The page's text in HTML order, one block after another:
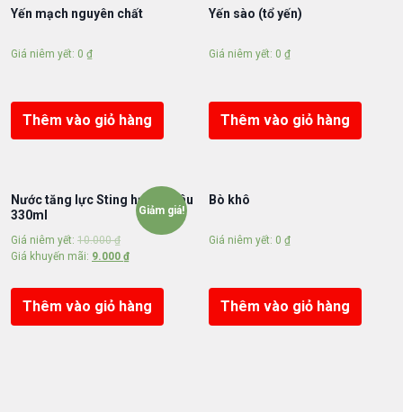
đ
c
t
l
ư
ợ
n
Yến mạch nguyên chất
Giá niêm yết: 0 ₫
Thêm vào giỏ hàng
Yến sào (tổ yến)
Giá niêm yết: 0₫
Thêm vào giỏ hàng
Giảm giá!
Nước tăng lực Sting hương dâu
330ml
Giá niêm yết: 10.000₫
Giá khuyến mãi: 9.000 ₫
Thêm vào giỏ hàng
Bò khô
Giá niêm yết: 0₫
Thêm vào giỏ hàng